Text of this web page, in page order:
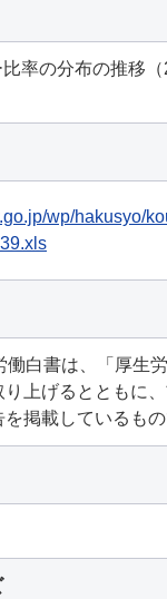
率の分布の推移
wp/hakusyo/
白書は、「厚生
り上げるとともに
掲載しているもの